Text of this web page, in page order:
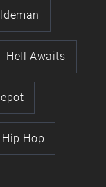
Hell Awaits
Hip Hop